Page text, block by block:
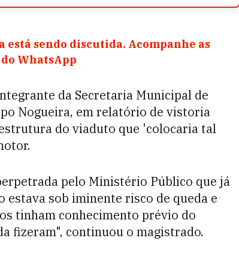
sendo discutida. Acompanhe as
WhatsApp
da Secretaria Municipal de
Nogueira, em relatório de vistoria
do viaduto que 'colocaria tal
pelo Ministério Público que já
sob iminente risco de queda e
tinham conhecimento prévio do
fizeram", continuou o magistrado.